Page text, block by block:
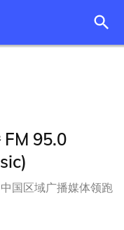
FM 95.0
国区域广播媒体领跑